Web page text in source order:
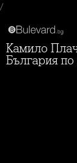
/
Камило Плачи с националния отбор на
България